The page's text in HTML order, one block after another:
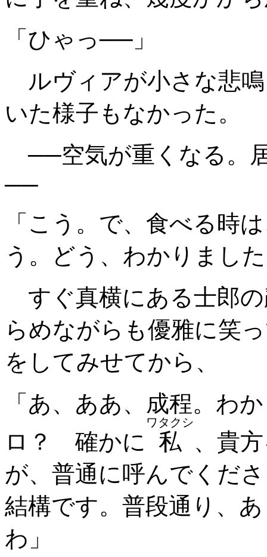
「ひゃっ──」
ルヴィアが小さな悲
いた様子もなかった。
──空気が重くなる。
──
「こう。で、食べる
う。どう、わかりまし
すぐ真横にある士郎
らめながらも優雅に笑
をしてみせてから、
「あ、ああ、成程。わ
ロ？ 確かに 私
ワタクシ
、貴
が、普通に呼んでくだ
結構です。普段通り、
わ」